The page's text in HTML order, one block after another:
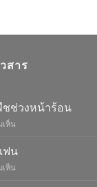
สาร
ชช่วงหน้าร้อน
เห็น
หน้า
ฟน
เห็น